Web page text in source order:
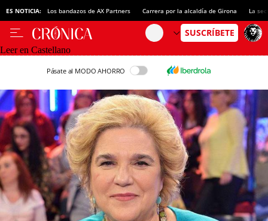
ES NOTICIA: Los bandazos de AX Partners Carrera por la alcaldía de Girona La
Leer en Castellano
Pásate al MODO AHORRO